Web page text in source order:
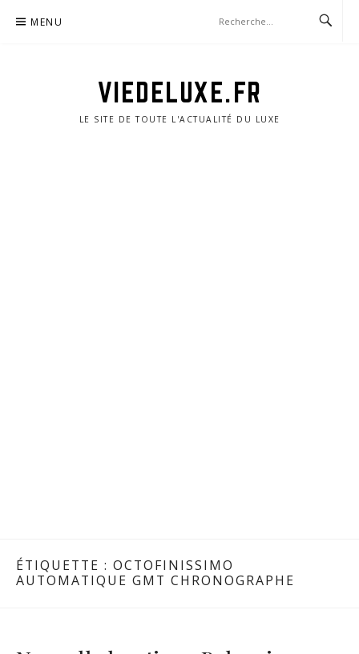
MENU
VIEDELUXE.FR
LE SITE DE TOUTE L'ACTUALITÉ DU LUXE
ÉTIQUETTE : OCTOFINISSIMO
AUTOMATIQUE GMT CHRONOGRAPHE